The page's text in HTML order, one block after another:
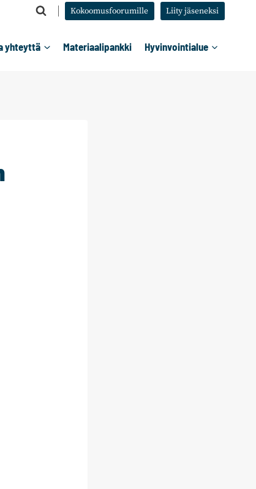
Kokoomusfoorumille Liity jäseneksi
yhteyttä Materiaalipankki Hyvinvointialue